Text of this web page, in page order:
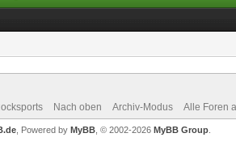
Nach oben Archiv-Modus Alle Foren
, Powered by MyBB , © 2002-2026 MyBB Group